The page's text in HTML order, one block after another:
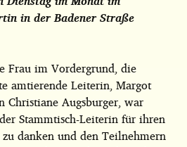
in der Badener Straße
Frau im Vordergrund, die
amtierende Leiterin, Margot
Christiane Augsburger, war
Stammtisch-Leiterin für ihren
danken und den Teilnehmern